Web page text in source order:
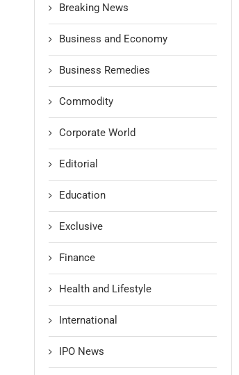
Breaking News
Business and Economy
Business Remedies
Commodity
Corporate World
Editorial
Education
Exclusive
Finance
Health and Lifestyle
International
IPO News